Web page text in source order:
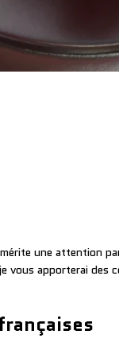
une attention
apporterai des